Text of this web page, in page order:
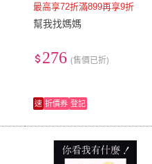
最高享72折滿899再享9折
幫我找媽媽
276 (售價已折)
速 折價券 登記